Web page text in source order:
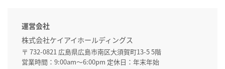
運営会社
株式会社ケイアイホールディングス
〒 732-0821 広島県広島市南区大須賀町13-5 5階
営業時間：9:00am～6:00pm 定休日：年末年始